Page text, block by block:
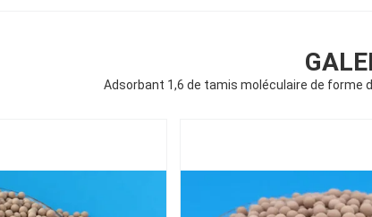
Adsorbant 1,6 de tamis moléculaire de forme